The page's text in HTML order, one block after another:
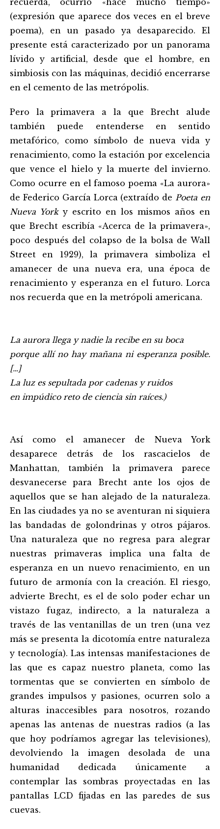
(expresión que aparece dos veces en el breve
poema), en un pasado ya desaparecido. El
presente está caracterizado por un panorama
lívido y artificial, desde que el hombre, en
simbiosis con las máquinas, decidió encerrarse
en el cemento de las metrópolis.
Pero la primavera a la que Brecht alude
también puede entenderse en sentido
metafórico, como símbolo de nueva vida y
renacimiento, como la estación por excelencia
que vence el hielo y la muerte del invierno.
Como ocurre en el famoso poema «La aurora»
de Federico García Lorca (extraído dePoeta en
Nueva Yorky escrito en los mismos años en
que Brecht escribía «Acerca de la primavera»,
poco después del colapso de la bolsa de Wall
Street en 1929), la primavera simboliza el
amanecer de una nueva era, una época de
renacimiento y esperanza en el futuro. Lorca
nos recuerda que en la metrópoli americana.
La aurora llega y nadie la recibe en su boca
porque allí no hay mañana ni esperanza posible.
[…]
La luz es sepultada por cadenas y ruidos
en impúdico reto de ciencia sin raíces.)
Así como el amanecer de Nueva York
desaparece detrás de los rascacielos de
Manhattan, también la primavera parece
desvanecerse para Brecht ante los ojos de
aquellos que se han alejado de la naturaleza.
En las ciudades ya no se aventuran ni siquiera
las bandadas de golondrinas y otros pájaros.
Una naturaleza que no regresa para alegrar
nuestras primaveras implica una falta de
esperanza en un nuevo renacimiento, en un
futuro de armonía con la creación. El riesgo,
advierte Brecht, es el de solo poder echar un
vistazo fugaz, indirecto, a la naturaleza a
través de las ventanillas de un tren (una vez
más se presenta la dicotomía entre naturaleza
y tecnología). Las intensas manifestaciones de
las que es capaz nuestro planeta, como las
tormentas que se convierten en símbolo de
grandes impulsos y pasiones, ocurren solo a
alturas inaccesibles para nosotros, rozando
apenas las antenas de nuestras radios (a las
que hoy podríamos agregar las televisiones),
devolviendo la imagen desolada de una
humanidad dedicada únicamente a
contemplar las sombras proyectadas en las
pantallas LCD fijadas en las paredes de sus
cuevas.